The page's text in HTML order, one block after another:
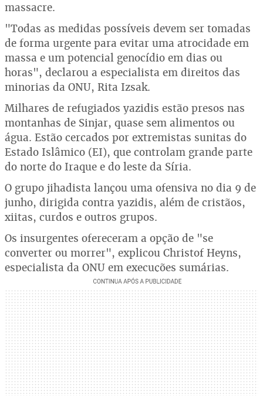
massacre.
"Todas as medidas possíveis devem ser tomadas
de forma urgente para evitar uma atrocidade em
massa e um potencial genocídio em dias ou
horas", declarou a especialista em direitos das
minorias da ONU, Rita Izsak.
Milhares de refugiados yazidis estão presos nas
montanhas de Sinjar, quase sem alimentos ou
água. Estão cercados por extremistas sunitas do
Estado Islâmico (EI), que controlam grande parte
do norte do Iraque e do leste da Síria.
O grupo jihadista lançou uma ofensiva no dia 9 de
junho, dirigida contra yazidis, além de cristãos,
xiitas, curdos e outros grupos.
Os insurgentes ofereceram a opção de "se
converter ou morrer", explicou Christof Heyns,
especialista da ONU em execuções sumárias.